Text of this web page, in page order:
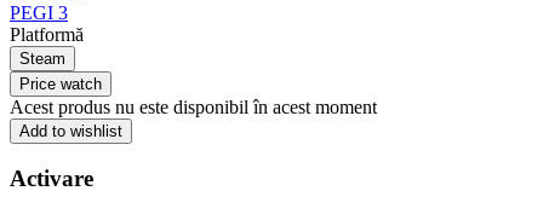
PEGI 3
Platformă
Steam
Price watch
Acest produs nu este disponibil în acest moment
Add to wishlist
Activare